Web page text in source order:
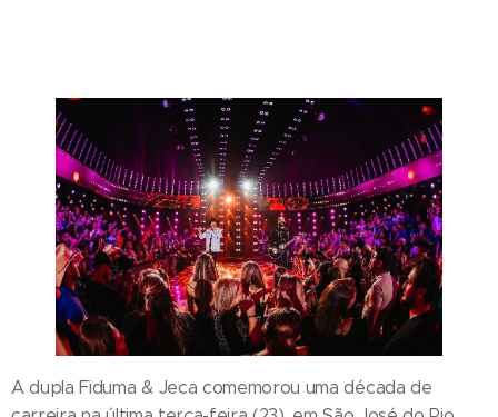
A dupla Fiduma & Jeca comemorou uma década de